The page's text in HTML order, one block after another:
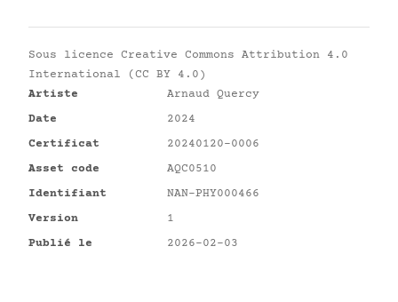
Sous licence Creative Commons Attribution 4.0
International (CC BY 4.0)
Artiste
Arnaud Quercy
Date
2024
Certificat
20240120-0006
Asset code
AQC0510
Identifiant
NAN-PHY000466
Version
1
Publié le
2026-02-03